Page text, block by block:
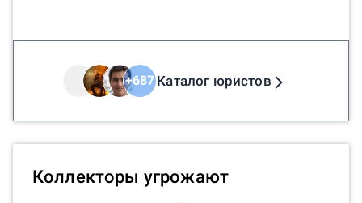
+687Каталог юристов
Коллекторы угрожают